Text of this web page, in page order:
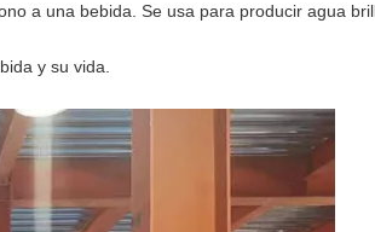
a una bebida. Se usa para producir agua
y su vida.